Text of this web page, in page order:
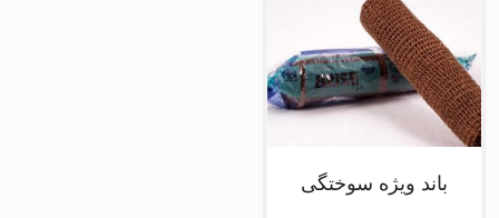
باند ویژه سوختگی